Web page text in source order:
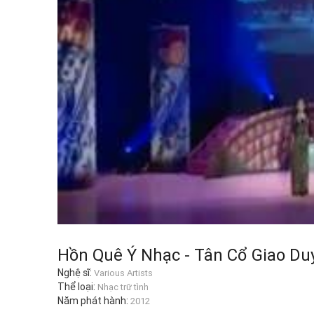
Hồn Quê Ý Nhạc - Tân Cổ Giao
Nghệ sĩ: Various Artists
Thể loại: Nhạc trữ tình
Năm phát hành: 2012